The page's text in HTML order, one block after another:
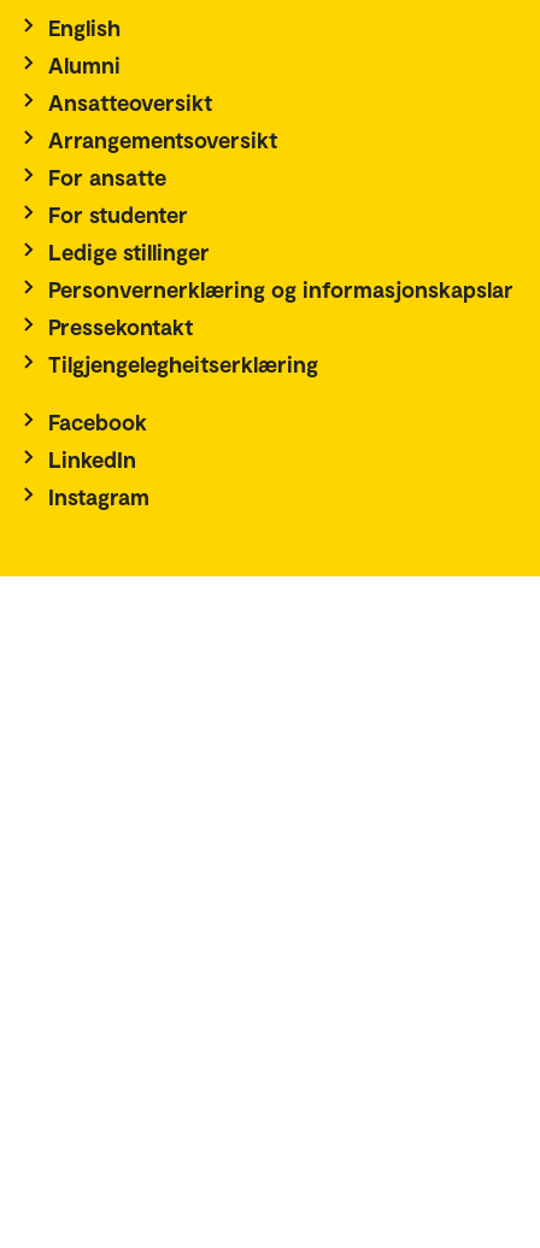
English
Alumni
Ansatteoversikt
Arrangementsoversikt
For ansatte
For studenter
Ledige stillinger
Personvernerklæring og informasjonskapslar
Pressekontakt
Tilgjengelegheitserklæring
Facebook
LinkedIn
Instagram